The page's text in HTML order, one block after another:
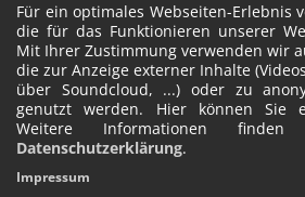
Für ein optimales Webseiten-Erlebnis
die für das Funktionieren unserer
Mit Ihrer Zustimmung verwenden wir
die zur Anzeige externer Inhalte
über Soundcloud, ...) oder zu
genutzt werden. Hier können Sie
Weitere Informationen
Datenschutzerklärung.
Impressum